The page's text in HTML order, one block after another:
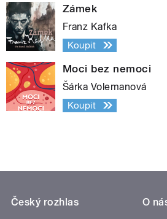
Zámek
Franz Kafka
Koupit
Moci bez nemoci
Šárka Volemanová
Koupit
Český rozhlas
O